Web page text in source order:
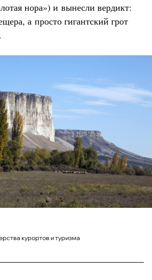
нора») и вынесли вердикт:
а просто гигантский грот
курортов и туризма